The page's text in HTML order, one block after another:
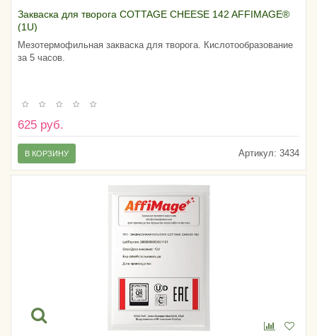
Закваска для творога COTTAGE CHEESE 142 AFFIMAGE®
(1U)
Мезотермофильная закваска для творога. Кислотообразование
за 5 часов.
625 руб.
Артикул: 3434
В КОРЗИНУ